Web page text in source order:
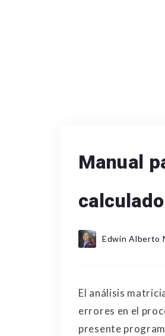
Manual
Edwin Alberto
El análisis
errores en el
presente